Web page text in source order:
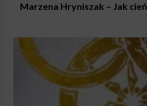
Marzena Hryniszak – Jak cień